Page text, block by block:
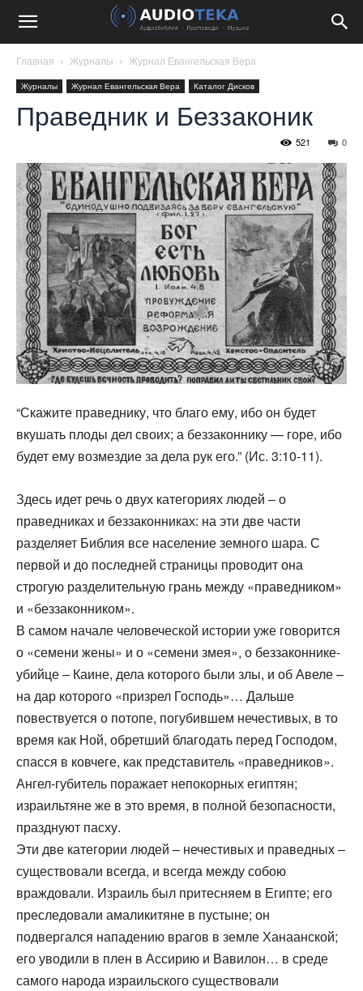
Главная Журналы Журнал Евангельская Вера
Журналы Журнал Евангельская Вера Каталог Дисков
Праведник и Беззаконик
0
521
“Скажите праведнику, что благо ему, ибо он будет
вкушать плоды дел своих; а беззаконнику — горе, ибо
будет ему возмездие за дела рук его.” (Ис. 3:10-11).
Здесь идет речь о двух категориях людей – о
праведниках и беззаконниках: на эти две части
разделяет Библия все население земного шара. С
первой и до последней страницы проводит она
строгую разделительную грань между «праведником»
и «беззаконником».
В самом начале человеческой истории уже говорится
о «семени жены» и о «семени змея», о беззаконнике-
убийце – Каине, дела которого были злы, и об Авеле –
на дар которого «призрел Господь»… Дальше
повествуется о потопе, погубившем нечестивых, в то
время как Ной, обретший благодать перед Господом,
спасся в ковчеге, как представитель «праведников».
Ангел-губитель поражает непокорных египтян;
израильтяне же в это время, в полной безопасности,
празднуют пасху.
Эти две категории людей – нечестивых и праведных –
существовали всегда, и всегда между собою
враждовали. Израиль был притесняем в Египте; его
преследовали амаликитяне в пустыне; он
подвергался нападению врагов в земле Ханаанской;
его уводили в плен в Ассирию и Вавилон… в среде
самого народа израильского существовали